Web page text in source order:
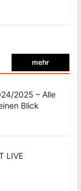
mehr
2025 – Alle
Blick
LIVE